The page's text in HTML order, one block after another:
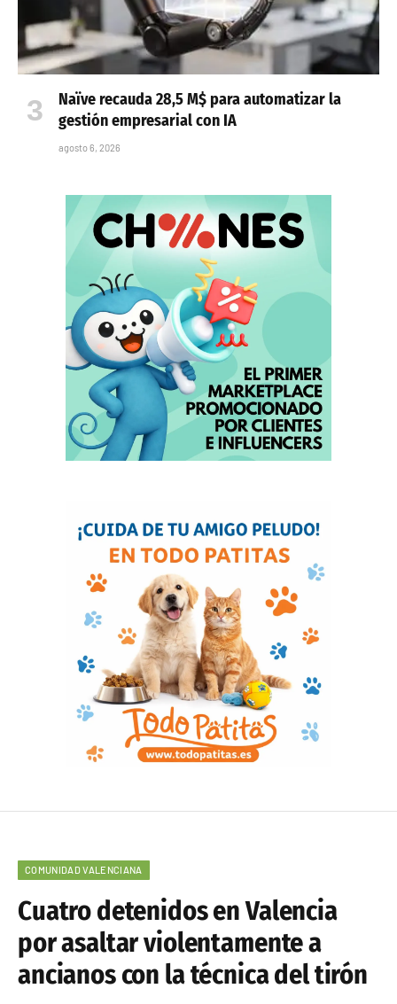
Naïve recauda 28,5 M$ para automatizar la
gestión empresarial con IA
agosto 6, 2026
COMUNIDAD VALENCIANA
Cuatro detenidos en Valencia
por asaltar violentamente a
ancianos con la técnica del tirón